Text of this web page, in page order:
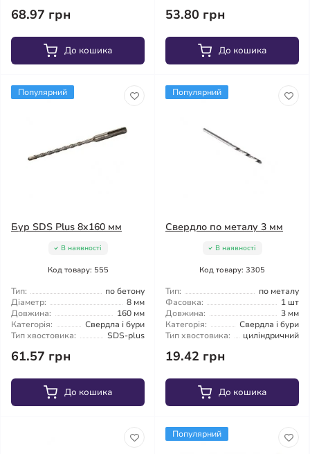
68.97 грн
До кошика
53.80 грн
До кошика
Популярний
Бур SDS Plus 8x160 мм
В наявності
Код товару: 555
Тип:
по бетону
Діаметр:
8 мм
Довжина:
160 мм
Категорія:
Свердла і бури
Тип хвостовика:
SDS-plus
61.57 грн
До кошика
Популярний
Свердло по металу 3 мм
В наявності
Код товару: 3305
Тип:
по металу
Фасовка:
1 шт
Довжина:
3 мм
Категорія:
Свердла і бури
Тип хвостовика:
циліндричний
19.42 грн
До кошика
Популярний